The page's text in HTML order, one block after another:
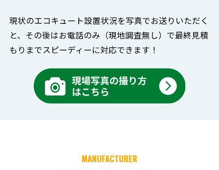
現状のエコキュート設置状況を写真でお送りいただく
と、 その後はお電話のみ（現地調査無し）で最終見積
もりまでスピーディーに対応できます！
MANUFACTURER